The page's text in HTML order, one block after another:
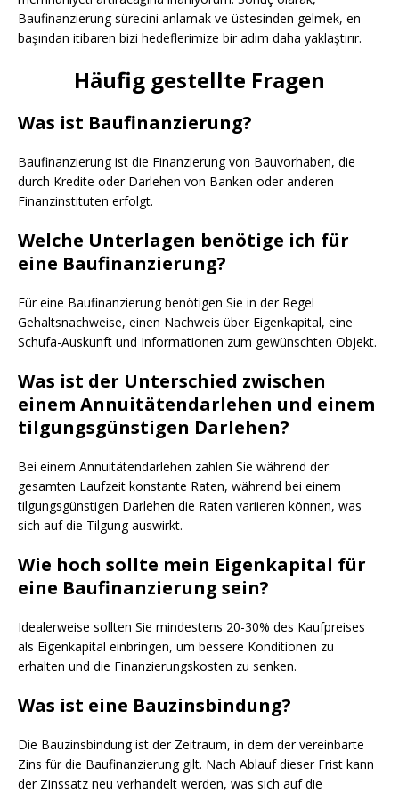
Baufinanzierung sürecini anlamak ve üstesinden gelmek, en
başından itibaren bizi hedeflerimize bir adım daha yaklaştırır.
Häufig gestellte Fragen
Was ist Baufinanzierung?
Baufinanzierung ist die Finanzierung von Bauvorhaben, die
durch Kredite oder Darlehen von Banken oder anderen
Finanzinstituten erfolgt.
Welche Unterlagen benötige ich für
eine Baufinanzierung?
Für eine Baufinanzierung benötigen Sie in der Regel
Gehaltsnachweise, einen Nachweis über Eigenkapital, eine
Schufa-Auskunft und Informationen zum gewünschten Objekt.
Was ist der Unterschied zwischen
einem Annuitätendarlehen und einem
tilgungsgünstigen Darlehen?
Bei einem Annuitätendarlehen zahlen Sie während der
gesamten Laufzeit konstante Raten, während bei einem
tilgungsgünstigen Darlehen die Raten variieren können, was
sich auf die Tilgung auswirkt.
Wie hoch sollte mein Eigenkapital für
eine Baufinanzierung sein?
Idealerweise sollten Sie mindestens 20-30% des Kaufpreises
als Eigenkapital einbringen, um bessere Konditionen zu
erhalten und die Finanzierungskosten zu senken.
Was ist eine Bauzinsbindung?
Die Bauzinsbindung ist der Zeitraum, in dem der vereinbarte
Zins für die Baufinanzierung gilt. Nach Ablauf dieser Frist kann
der Zinssatz neu verhandelt werden, was sich auf die